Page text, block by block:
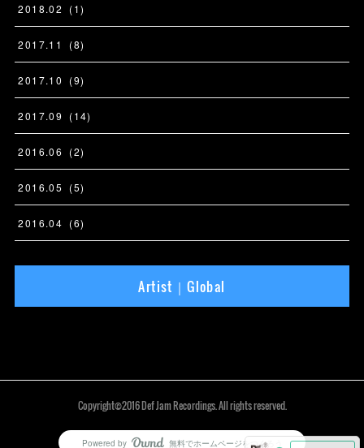
2018.02 (1)
2017.11 (8)
2017.10 (9)
2017.09 (14)
2016.06 (2)
2016.05 (5)
2016.04 (6)
Artist｜Global
Copyright©2016 Def Jam Recordings. All rights reserved.
Powered by 無料でホームページをつくろう